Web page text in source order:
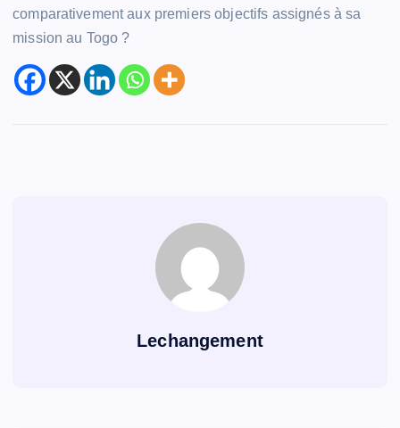
comparativement aux premiers objectifs assignés à sa
mission au Togo ?
Lechangement